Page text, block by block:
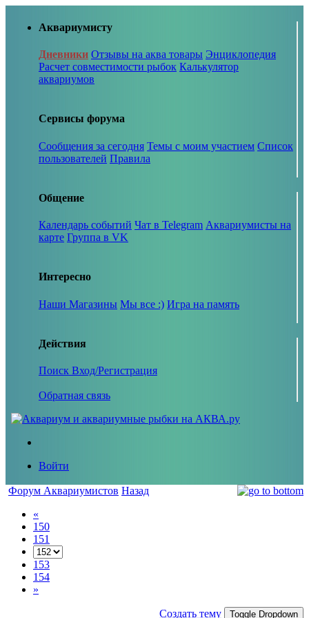
Аквариумисту
Дневники Отзывы на аква товары Энциклопедия
Расчет совместимости рыбок Калькулятор
аквариумов
Сервисы форума
Сообщения за сегодня Темы с моим участием Список
пользователей Правила
Общение
Календарь событий Чат в Telegram Аквариумисты на
карте Группа в VK
Интересно
Наши Магазины Мы все :) Игра на память
Действия
Поиск Вход/Регистрация
Обратная связь
Войти
Форум Аквариумистов Назад
«
150
151
153
154
»
Создать тему Toggle Dropdown